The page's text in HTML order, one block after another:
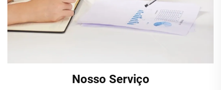
Nosso Serviço